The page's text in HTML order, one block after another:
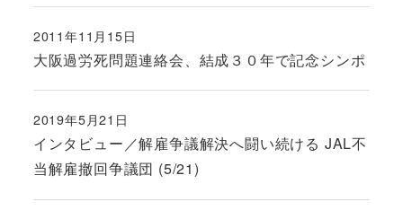
大阪過労死問題連絡会、結成３０年で記念シンポ
投稿日
2011年11月15日
インタビュー／解雇争議解決へ闘い続ける JAL不
当解雇撤回争議団 (5/21)
投稿日
2019年5月21日